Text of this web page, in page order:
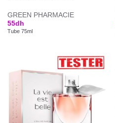
GREEN PHARMACIE
55dh
Tube 75ml